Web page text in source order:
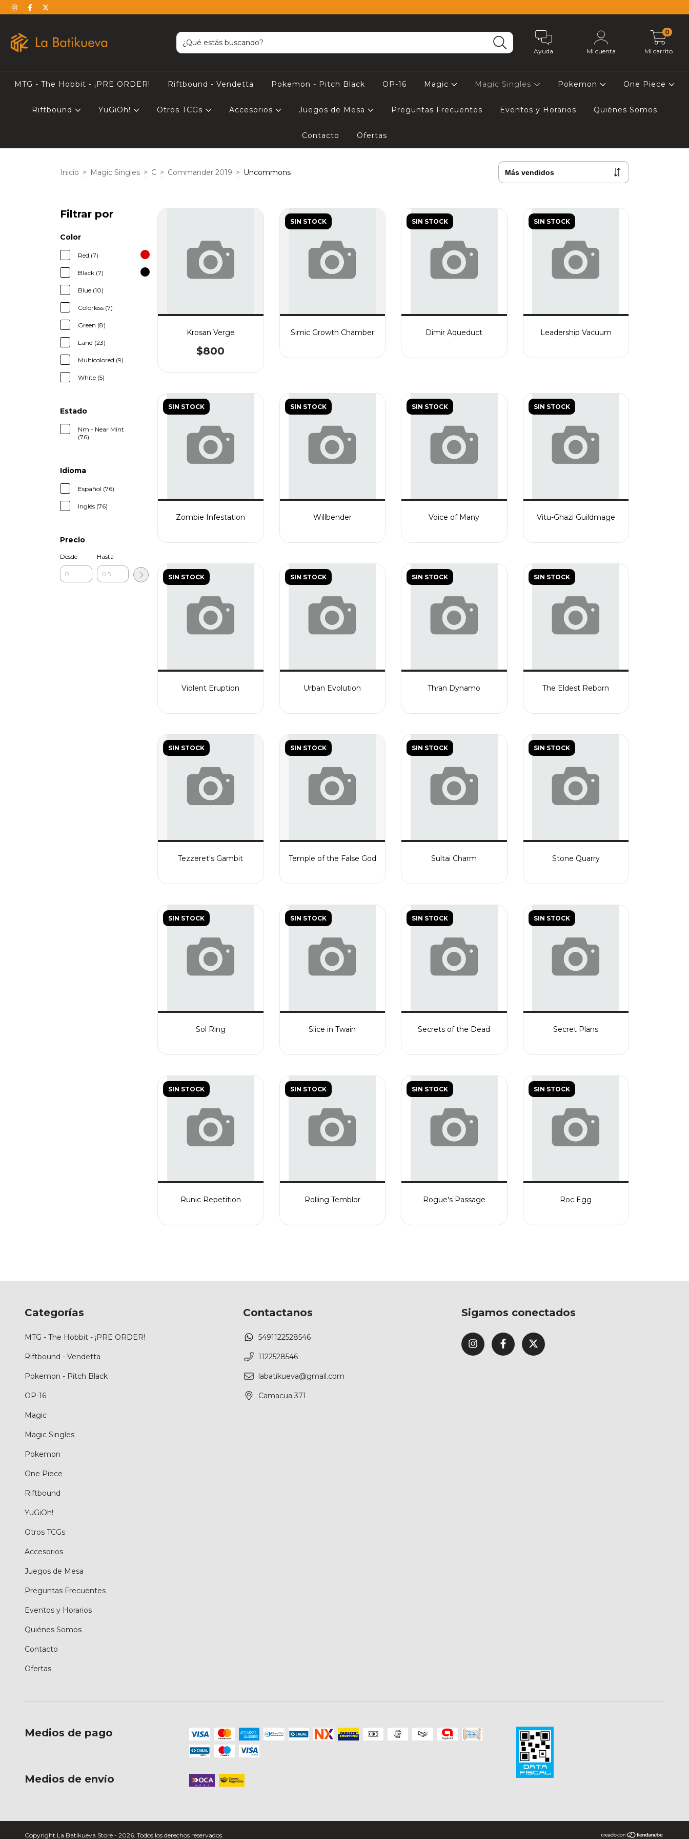
Ayuda Mi cuenta Mi carrito
0
MTG - The Hobbit - ¡PRE ORDER! Riftbound - Vendetta Pokemon - Pitch Black OP-16 Magic Magic Singles Pokemon One Piece
Riftbound YuGiOh! Otros TCGs Accesorios Juegos de Mesa Preguntas Frecuentes Eventos y Horarios Quiénes Somos
Contacto Ofertas
Inicio > Magic Singles > C > Commander 2019 > Uncommons
Filtrar por
Color
Red (7)
Black (7)
Blue (10)
Colorless (7)
Green (8)
Land (23)
Multicolored (9)
White (5)
Estado
Nm - Near Mint
(76)
Idioma
Español (76)
Inglés (76)
Precio
Desde Hasta
Krosan Verge
$800
SIN STOCK
Simic Growth Chamber
SIN STOCK
Dimir Aqueduct
SIN STOCK
Leadership Vacuum
SIN STOCK
Zombie Infestation
SIN STOCK
Willbender
SIN STOCK
Voice of Many
SIN STOCK
Vitu-Ghazi Guildmage
SIN STOCK
Violent Eruption
SIN STOCK
Urban Evolution
SIN STOCK
Thran Dynamo
SIN STOCK
The Eldest Reborn
SIN STOCK
Tezzeret's Gambit
SIN STOCK
Temple of the False God
SIN STOCK
Sultai Charm
SIN STOCK
Stone Quarry
SIN STOCK
Sol Ring
SIN STOCK
Slice in Twain
SIN STOCK
Secrets of the Dead
SIN STOCK
Secret Plans
SIN STOCK
Runic Repetition
SIN STOCK
Rolling Temblor
SIN STOCK
Rogue's Passage
SIN STOCK
Roc Egg
Categorías
MTG - The Hobbit - ¡PRE ORDER!
Riftbound - Vendetta
Pokemon - Pitch Black
OP-16
Magic
Magic Singles
Pokemon
One Piece
Riftbound
YuGiOh!
Otros TCGs
Accesorios
Juegos de Mesa
Preguntas Frecuentes
Eventos y Horarios
Quiénes Somos
Contacto
Ofertas
Contactanos
5491122528546
1122528546
labatikueva@gmail.com
Camacua 371
Sigamos conectados
Medios de pago
Medios de envío
Copyright La Batikueva Store - 2026. Todos los derechos reservados.